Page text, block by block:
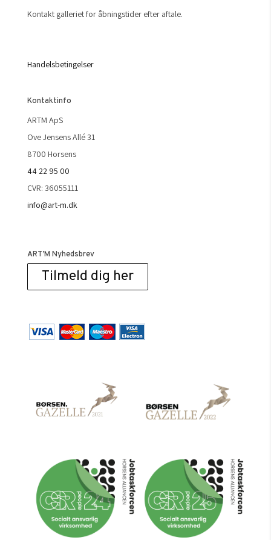
Kontakt galleriet for åbningstider efter aftale.
Handelsbetingelser
Kontaktinfo
ARTM ApS
Ove Jensens Allé 31
8700 Horsens
44 22 95 00
CVR: 36055111
info@art-m.dk
ART’M Nyhedsbrev
Tilmeld dig her